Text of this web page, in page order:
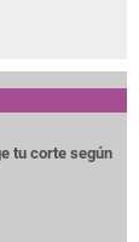
tu corte según